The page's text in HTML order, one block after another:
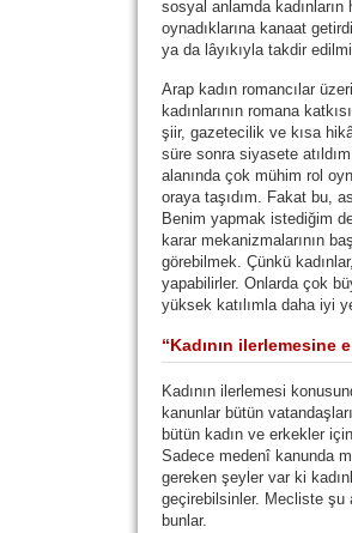
sosyal anlamda kadınların
oynadıklarına kanaat
ya da lâyıkıyla takdir
Arap kadın romancılar
kadınlarının romana
şiir, gazetecilik ve kısa
süre sonra siyasete
alanında çok mühim rol
oraya taşıdım. Fakat bu,
Benim yapmak istediğim
karar mekanizmalarının
görebilmek. Çünkü
yapabilirler. Onlarda çok
yüksek katılımla daha iyi
“Kadının
Kadının ilerlemesi
kanunlar bütün
bütün kadın ve erkekler
Sadece medenî kanunda
gereken şeyler var ki
geçirebilsinler. Mecliste şu
bunlar.